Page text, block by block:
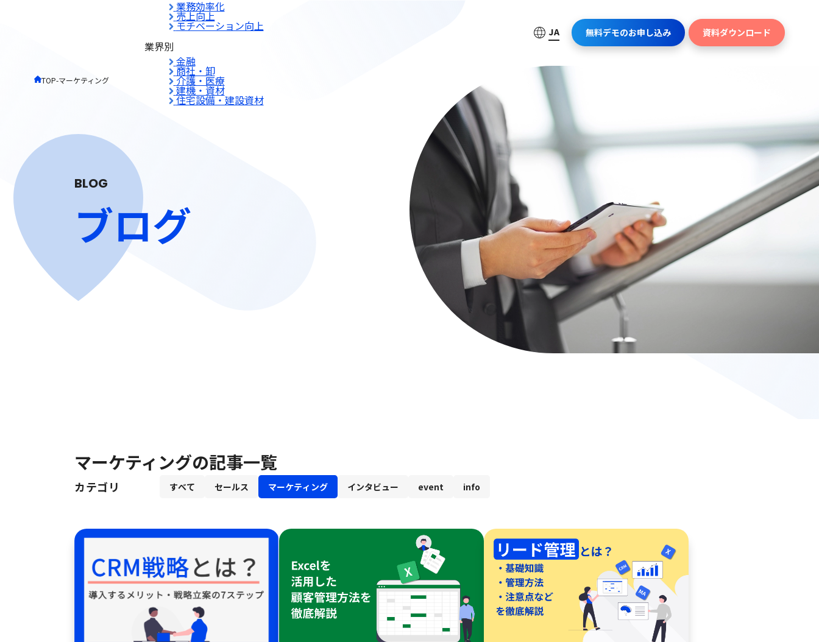
業務効率化
売上向上
モチベーション向上
業界別
金融
商社・卸
介護・医療
建機・資材
住宅設備・建設資材
JA 無料デモのお申し込み 資料ダウンロード
TOP-マーケティング
BLOG
ブログ
マーケティングの記事一覧
カテゴリ すべて セールス マーケティング インタビュー event info